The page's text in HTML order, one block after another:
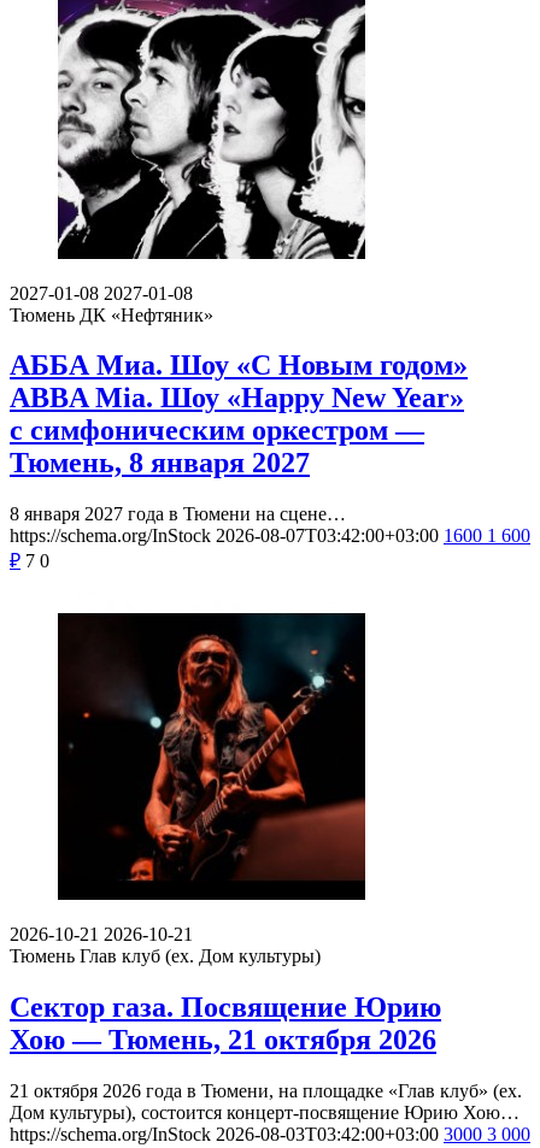
2027-01-08 2027-01-08
Тюмень ДК «Нефтяник»
АББА Миа. Шоу «С Новым годом»
ABBA Mia. Шоу «Happy New Year»
с симфоническим оркестром —
Тюмень, 8 января 2027
8 января 2027 года в Тюмени на сцене…
https://schema.org/InStock 2026-08-07T03:42:00+03:00 1600 1 600
₽ 7 0
2026-10-21 2026-10-21
Тюмень Глав клуб (ex. Дом культуры)
Сектор газа. Посвящение Юрию
Хою — Тюмень, 21 октября 2026
21 октября 2026 года в Тюмени, на площадке «Глав клуб» (ex.
Дом культуры), состоится концерт-посвящение Юрию Хою…
https://schema.org/InStock 2026-08-03T03:42:00+03:00 3000 3 000